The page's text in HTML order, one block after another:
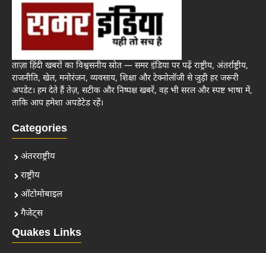
ताज़ा हिंदी खबरों का विश्वसनीय स्रोत — समर इंडिया पर पढ़ें राष्ट्रीय, अंतर्राष्ट्रीय,
राजनीति, खेल, मनोरंजन, व्यवसाय, शिक्षा और टेक्नोलॉजी से जुड़ी हर जरूरी
अपडेट। हम देते हैं तेज़, सटीक और निष्पक्ष खबरें, वह भी सरल और स्पष्ट भाषा में,
ताकि आप हमेशा अपडेटेड रहें।
Categories
अंतरराष्ट्रीय
राष्ट्रीय
ऑटोमोबाइल
गैजेट्स
Quakes Links